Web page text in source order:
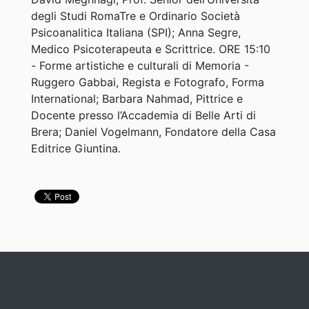
degli Studi RomaTre e Ordinario Società
Psicoanalitica Italiana (SPI); Anna Segre,
Medico Psicoterapeuta e Scrittrice. ORE 15:10
- Forme artistiche e culturali di Memoria -
Ruggero Gabbai, Regista e Fotografo, Forma
International; Barbara Nahmad, Pittrice e
Docente presso l’Accademia di Belle Arti di
Brera; Daniel Vogelmann, Fondatore della Casa
Editrice Giuntina.